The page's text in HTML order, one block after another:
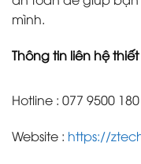
mình.
Thông tin liên hệ
Hotline : 077 9500
Website : https://